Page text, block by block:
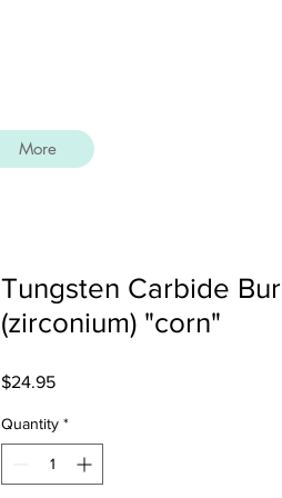
Tungsten Carbide Bur
(zirconium) "corn"
$24.95Price
Quantity *
More